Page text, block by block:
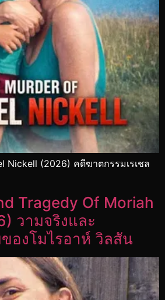
Nickell (2026) คดีฆาตกรรมเรเชล
Tragedy Of Moriah
วามจริงและ
องโมไรอาห์ วิลสัน